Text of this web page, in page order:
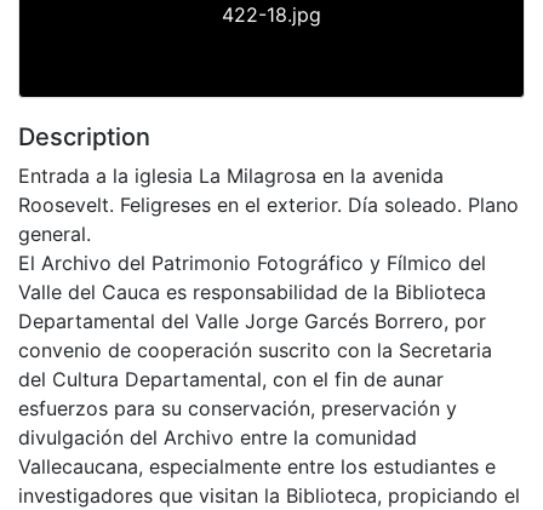
422-18.jpg
Description
Entrada a la iglesia La Milagrosa en la avenida
Roosevelt. Feligreses en el exterior. Día soleado. Plano
general.
El Archivo del Patrimonio Fotográfico y Fílmico del
Valle del Cauca es responsabilidad de la Biblioteca
Departamental del Valle Jorge Garcés Borrero, por
convenio de cooperación suscrito con la Secretaria
del Cultura Departamental, con el fin de aunar
esfuerzos para su conservación, preservación y
divulgación del Archivo entre la comunidad
Vallecaucana, especialmente entre los estudiantes e
investigadores que visitan la Biblioteca, propiciando el